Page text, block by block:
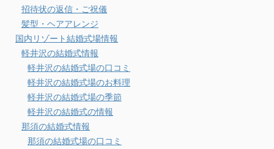
招待状の返信・ご祝儀
髪型・ヘアアレンジ
国内リゾート結婚式場情報
軽井沢の結婚式情報
軽井沢の結婚式場の口コミ
軽井沢の結婚式場のお料理
軽井沢の結婚式場の季節
軽井沢の結婚式の情報
那須の結婚式情報
那須の結婚式場の口コミ